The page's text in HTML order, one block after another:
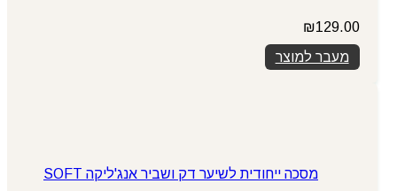
₪129.00
מעבר למוצר
מסכה ייחודית לשיער דק ושביר אנג'ליקה SOFT